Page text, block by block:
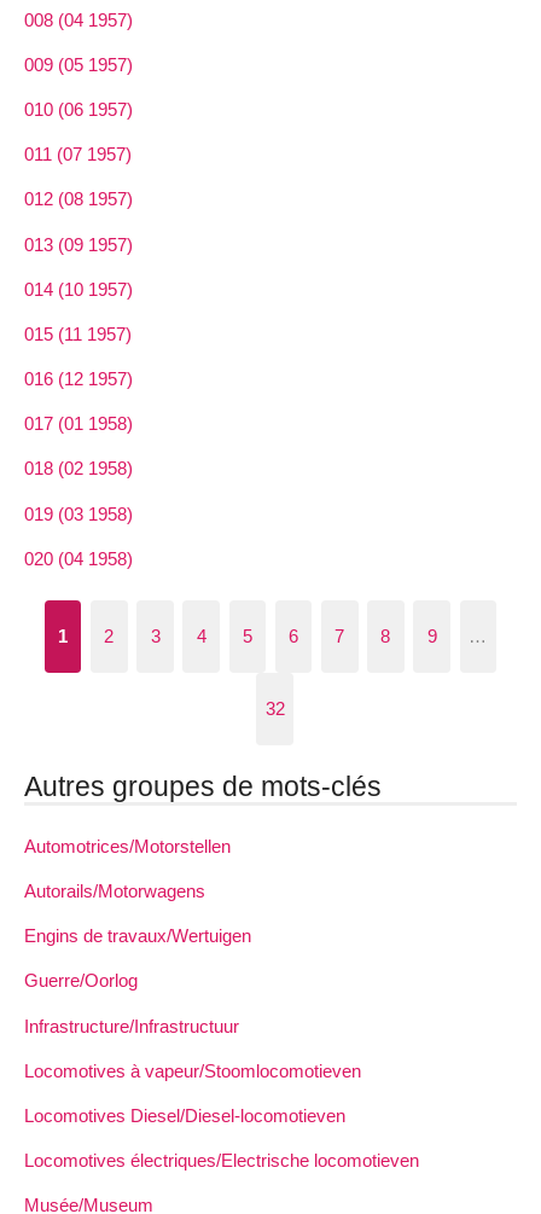
008 (04 1957)
009 (05 1957)
010 (06 1957)
011 (07 1957)
012 (08 1957)
013 (09 1957)
014 (10 1957)
015 (11 1957)
016 (12 1957)
017 (01 1958)
018 (02 1958)
019 (03 1958)
020 (04 1958)
1 2 3 4 5 6 7 8 9 …
32
Autres groupes de mots-clés
Automotrices/Motorstellen
Autorails/Motorwagens
Engins de travaux/Wertuigen
Guerre/Oorlog
Infrastructure/Infrastructuur
Locomotives à vapeur/Stoomlocomotieven
Locomotives Diesel/Diesel-locomotieven
Locomotives électriques/Electrische locomotieven
Musée/Museum